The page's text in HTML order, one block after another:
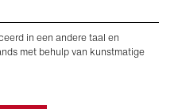
in een andere taal en
met behulp van kunstmatige